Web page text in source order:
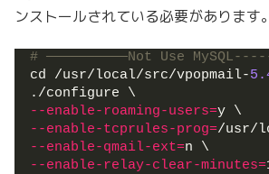
ンストールされている必要があります。
# ——————————Not Use
cd /usr/local/src/vpopmail-
./configure \
--enable-roaming-users=y \
--enable-tcprules-prog=/usr/
--enable-qmail-ext=n \
--enable-relay-clear-minutes=